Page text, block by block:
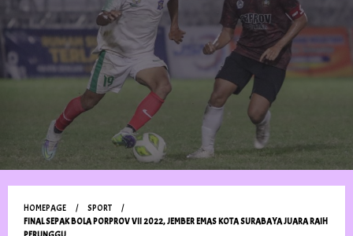
HOMEPAGE
SPORT
FINAL SEPAK BOLA PORPROV VII 2022, JEMBER EMAS KOTA SURABAYA JUARA RAIH